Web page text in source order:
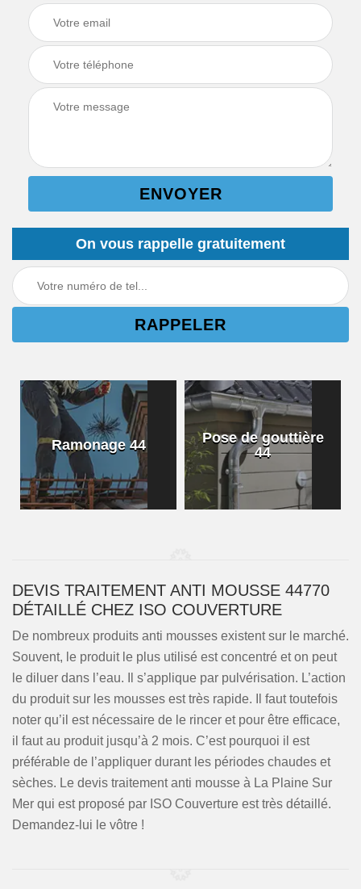
On vous rappelle gratuitement
Ramonage 44
Pose de gouttière
44
DEVIS TRAITEMENT ANTI MOUSSE 44770
DÉTAILLÉ CHEZ ISO COUVERTURE
De nombreux produits anti mousses existent sur le marché.
Souvent, le produit le plus utilisé est concentré et on peut
le diluer dans l’eau. Il s’applique par pulvérisation. L’action
du produit sur les mousses est très rapide. Il faut toutefois
noter qu’il est nécessaire de le rincer et pour être efficace,
il faut au produit jusqu’à 2 mois. C’est pourquoi il est
préférable de l’appliquer durant les périodes chaudes et
sèches. Le devis traitement anti mousse à La Plaine Sur
Mer qui est proposé par ISO Couverture est très détaillé.
Demandez-lui le vôtre !